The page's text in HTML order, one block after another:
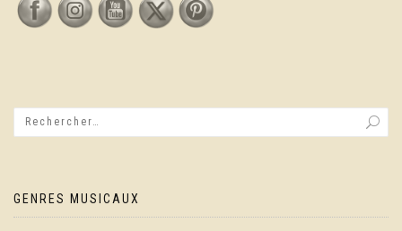
GENRES MUSICAUX